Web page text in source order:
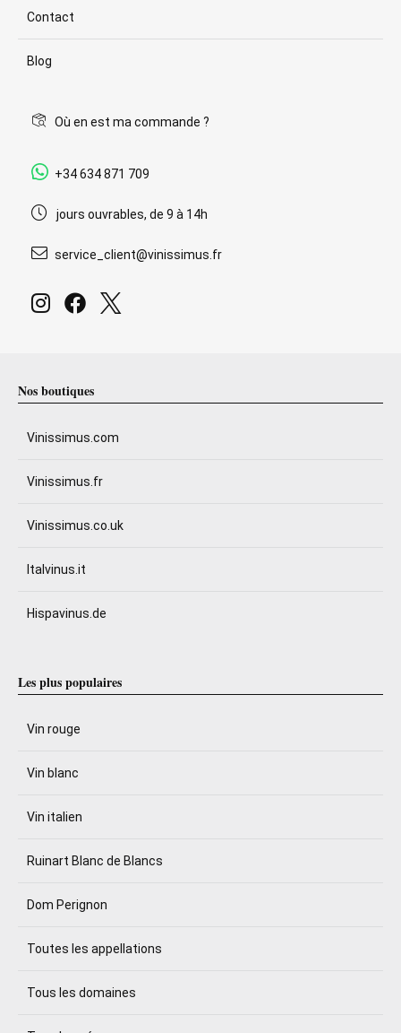
Contact
Blog
Où en est ma commande ?
+34 634 871 709
jours ouvrables, de 9 à 14h
service_client@vinissimus.fr
Nos boutiques
Vinissimus.com
Vinissimus.fr
Vinissimus.co.uk
Italvinus.it
Hispavinus.de
Les plus populaires
Vin rouge
Vin blanc
Vin italien
Ruinart Blanc de Blancs
Dom Perignon
Toutes les appellations
Tous les domaines